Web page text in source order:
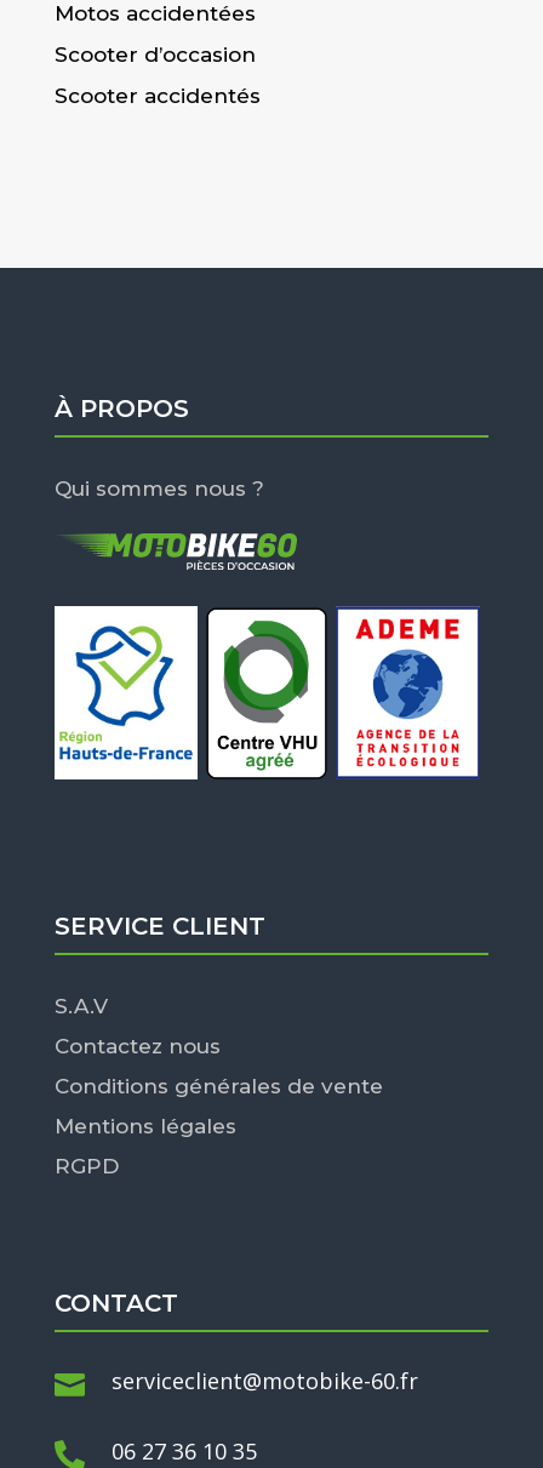
Motos accidentées
Scooter d’occasion
Scooter accidentés
À PROPOS
Qui sommes nous ?
SERVICE CLIENT
S.A.V
Contactez nous
Conditions générales de vente
Mentions légales
RGPD
CONTACT
 serviceclient@motobike-60.fr
 06 27 36 10 35